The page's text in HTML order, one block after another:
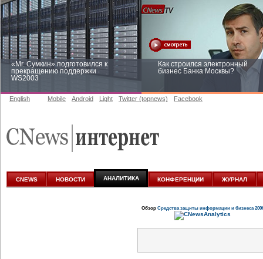
«Mr. Сумкин» подготовился к
прекращению поддержки
WS2003
Как строился электронный
бизнес Банка Москвы?
аналитике
English Mobile Android Light Twitter (topnews) Facebook
CNEWS НОВОСТИ АНАЛИТИКА КОНФЕРЕНЦИИ ЖУРНАЛ
Обзор Средства защиты информации и бизнеса